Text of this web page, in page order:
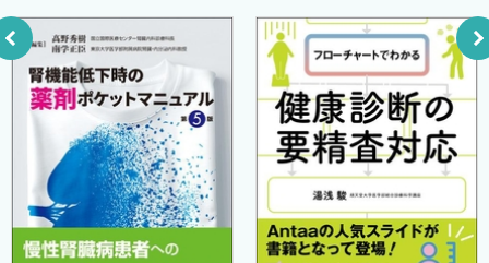
とです．焼け石に水ではなく，火が燃え始めた時点で消火にあた
る――それこそが最善のCKD対策だと考えます．
本書は，腎臓病学の専門書にありがちな難解さを避け，プライ
マリケアの現場に立つ先生方の視点でまとめました．「日常診療
の中で，どう進行性CKDに気づき，いつ・どのように専門医へつ
なぐか」に焦点を当て，明日から使える実践形式を心がけていま
す．
5 腎臓診療フローチャート：2次検査
血液検査：シスタチンCを含む腎機能評価
早朝尿：運動性・体位性の尿検査異常を除外
腎血管エコー：腎形態の異常，血行動態の異常を評価
6 腎臓診療フローチャート：まとめ
Chapter 2 腎臓診療フローチャート：実践編 ─ 一般外来・健
診での活用
1 腎臓診療フローチャートに基づいた適切な指導は？ Case 1